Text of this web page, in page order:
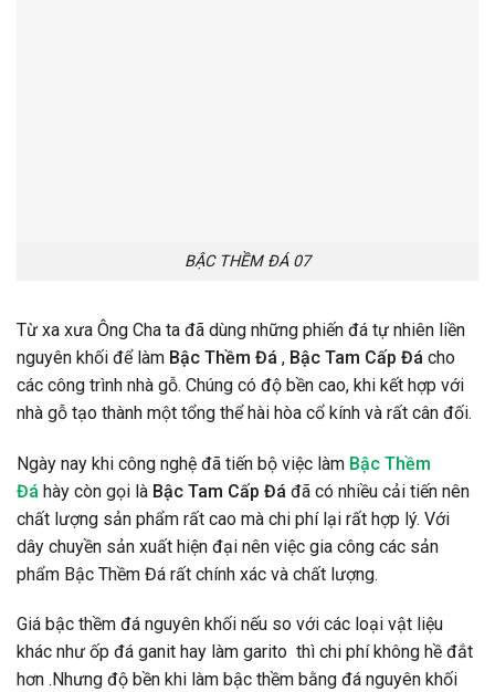
BẬC THỀM ĐÁ 07
Từ xa xưa Ông Cha ta đã dùng những phiến đá tự nhiên liền
nguyên khối để làm Bậc Thềm Đá , Bậc Tam Cấp Đá cho
các công trình nhà gỗ. Chúng có độ bền cao, khi kết hợp với
nhà gỗ tạo thành một tổng thể hài hòa cổ kính và rất cân đối.
Ngày nay khi công nghệ đã tiến bộ việc làm Bậc Thềm
Đá hày còn gọi là Bậc Tam Cấp Đá đã có nhiều cải tiến nên
chất lượng sản phẩm rất cao mà chi phí lại rất hợp lý. Với
dây chuyền sản xuất hiện đại nên việc gia công các sản
phẩm Bậc Thềm Đá rất chính xác và chất lượng.
Giá bậc thềm đá nguyên khối nếu so với các loại vật liệu
khác như ốp đá ganit hay làm garito thì chi phí không hề đắt
hơn .Nhưng độ bền khi làm bậc thềm bằng đá nguyên khối